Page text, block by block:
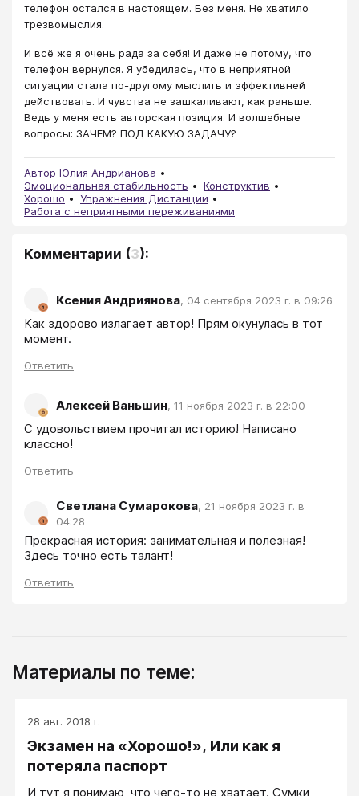
телефон остался в настоящем. Без меня. Не хватило
трезвомыслия.
И всё же я очень рада за себя! И даже не потому, что
телефон вернулся. Я убедилась, что в неприятной
ситуации стала по-другому мыслить и эффективней
действовать. И чувства не зашкаливают, как раньше.
Ведь у меня есть авторская позиция. И волшебные
вопросы: ЗАЧЕМ? ПОД КАКУЮ ЗАДАЧУ?
Автор Юлия Андрианова
Эмоциональная стабильность
Конструктив
Хорошо
Упражнения Дистанции
Работа с неприятными переживаниями
Комментарии (3):
Ксения Андриянова, 04 сентября 2023 г. в 09:26
Как здорово излагает автор! Прям окунулась в тот
момент.
Ответить
Алексей Ваньшин, 11 ноября 2023 г. в 22:00
С удовольствием прочитал историю! Написано
классно!
Ответить
Светлана Сумарокова, 21 ноября 2023 г. в
04:28
Прекрасная история: занимательная и полезная!
Здесь точно есть талант!
Ответить
Материалы по теме:
28 авг. 2018 г.
Экзамен на «Хорошо!», Или как я
потеряла паспорт
И тут я понимаю, что чего-то не хватает. Сумки